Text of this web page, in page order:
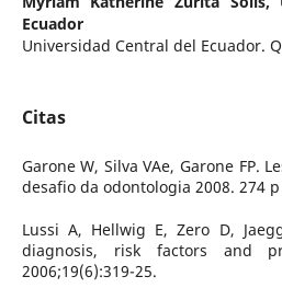
Ecuador
Universidad Central del Ecuador.
Citas
Garone W, Silva VAe, Garone FP.
desafio da odontologia 2008. 274
Lussi A, Hellwig E, Zero D,
diagnosis, risk factors and
2006;19(6):319-25.